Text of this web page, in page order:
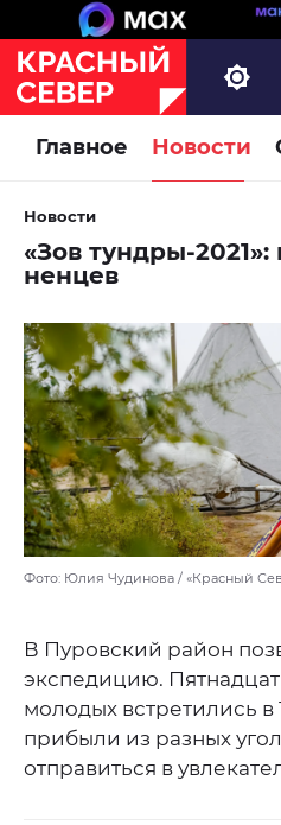
Главное Новости
Новости
«Зов тундры-2021»:
ненцев
Фото: Юлия Чудинова / «Красный
В Пуровский район
экспедицию.
молодых встретились
прибыли из разных
отправиться в